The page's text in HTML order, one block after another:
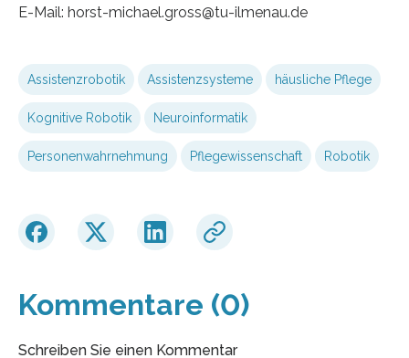
E-Mail: horst-michael.gross@tu-ilmenau.de
Assistenzrobotik Assistenzsysteme häusliche Pflege
Kognitive Robotik Neuroinformatik
Personenwahrnehmung Pflegewissenschaft Robotik
Kommentare (0)
Schreiben Sie einen Kommentar